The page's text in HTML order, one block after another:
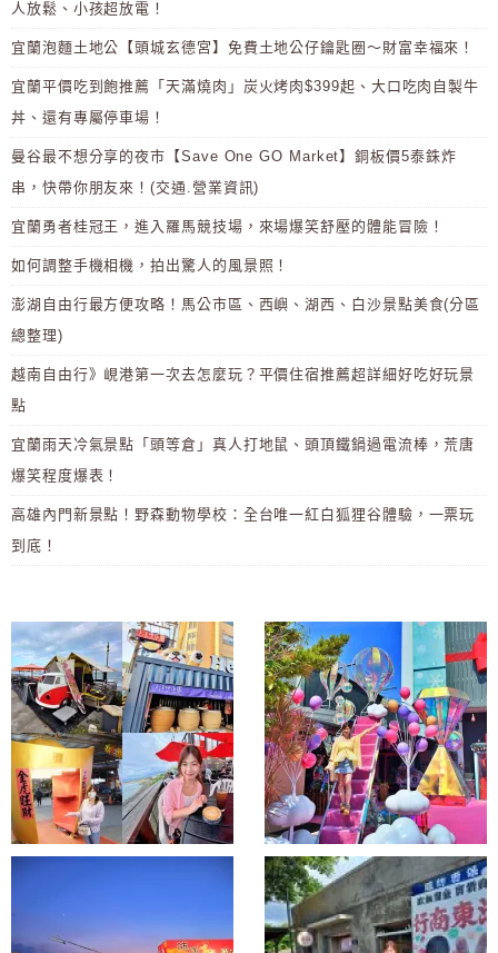
人放鬆、小孩超放電！
宜蘭泡麵土地公【頭城玄德宮】免費土地公仔鑰匙圈～財富幸福來！
宜蘭平價吃到飽推薦「天滿燒肉」炭火烤肉$399起、大口吃肉自製牛
丼、還有專屬停車場！
曼谷最不想分享的夜市【Save One GO Market】銅板價5泰銖炸
串，快帶你朋友來！(交通.營業資訊)
宜蘭勇者桂冠王，進入羅馬競技場，來場爆笑舒壓的體能冒險！
如何調整手機相機，拍出驚人的風景照！
澎湖自由行最方便攻略！馬公市區、西嶼、湖西、白沙景點美食(分區
總整理)
越南自由行》峴港第一次去怎麼玩？平價住宿推薦超詳細好吃好玩景
點
宜蘭雨天冷氣景點「頭等倉」真人打地鼠、頭頂鐵鍋過電流棒，荒唐
爆笑程度爆表！
高雄內門新景點！野森動物學校：全台唯一紅白狐狸谷體驗，一票玩
到底！